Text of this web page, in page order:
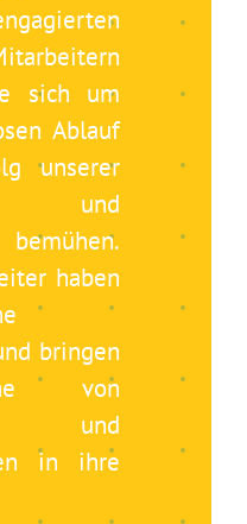
sich um
Ablauf
unserer
und
haben
bringen
von
und
in ihre